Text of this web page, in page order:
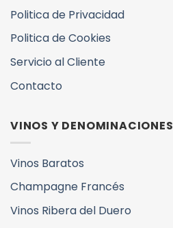
Politica de Privacidad
Politica de Cookies
Servicio al Cliente
Contacto
VINOS Y DENOMINACIONES
Vinos Baratos
Champagne Francés
Vinos Ribera del Duero